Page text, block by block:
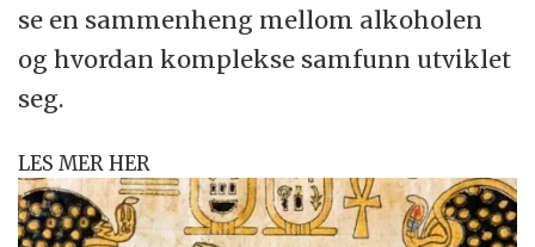
se en sammenheng mellom alkoholen
og hvordan komplekse samfunn utviklet
seg.
LES MER HER